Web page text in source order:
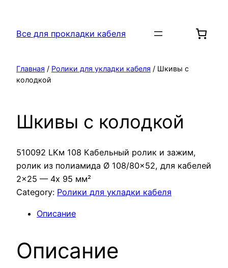
содержимому
Все для прокладки кабеля
Главная / Ролики для укладки кабеля / Шкивы с
колодкой
Шкивы с колодкой
510092 LKм 108 Кабельный ролик и зажим,
ролик из полиамида Ø 108/80×52, для кабелей
2×25 — 4x 95 мм²
Category: Ролики для укладки кабеля
Описание
Описание